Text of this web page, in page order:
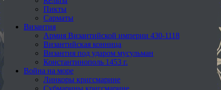
Пикты
Сарматы
Византия
Армия Византийской империи 430-1118
Византийская конница
Византия под ударом мусульман
Константинополь 1453 г.
Война на море
Линкоры кригсмарине
Субмарины кригсмарине